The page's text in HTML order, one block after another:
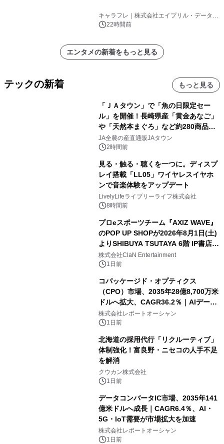
キャラフレ｜株式会社エイプリル・データ・
デザインズ
22時間前
エンタメの新着をもっと見る
テックの新着 もっと見る
「ＪＡタウン」で「魚の日限定セー
ル」を開催！長崎県産「黄金あなご」
や「天然本まぐろ」など約280商品を
販売！～毎月１０日の定例企画～
JA全農の産直通販JAタウン
2時間前
見る・触る・聴くを一つに。ディスプ
レイ搭載「LL05」ワイヤレスイヤホ
ンで音楽体験をアップデート
LivelyLifeライブリーライフ株式会社
8時間前
プロeスポーツチーム『AXIZ WAVE』
のPOP UP SHOPが2026年8月1日(土)
よりSHIBUYA TSUTAYA 6階 IP書店で
開催決定！！
株式会社ClaN Entertainment
1日前
コパッケージド・オプティクス
（CPO）市場、2035年28億8,700万米
ドルへ拡大、CAGR36.2％｜AIデータ
センター・高速光通信需要が成長を加
速
株式会社レポートオーシャン
1日前
北海道の採用代行「リクルーティブ」
体制強化！富良野・ニセコの人手不足
を解消
クウカン株式会社
1日前
データコンバータIC市場、2035年141
億米ドルへ成長｜CAGR6.4％、AI・
5G・IoT需要が市場拡大を加速
株式会社レポートオーシャン
1日前